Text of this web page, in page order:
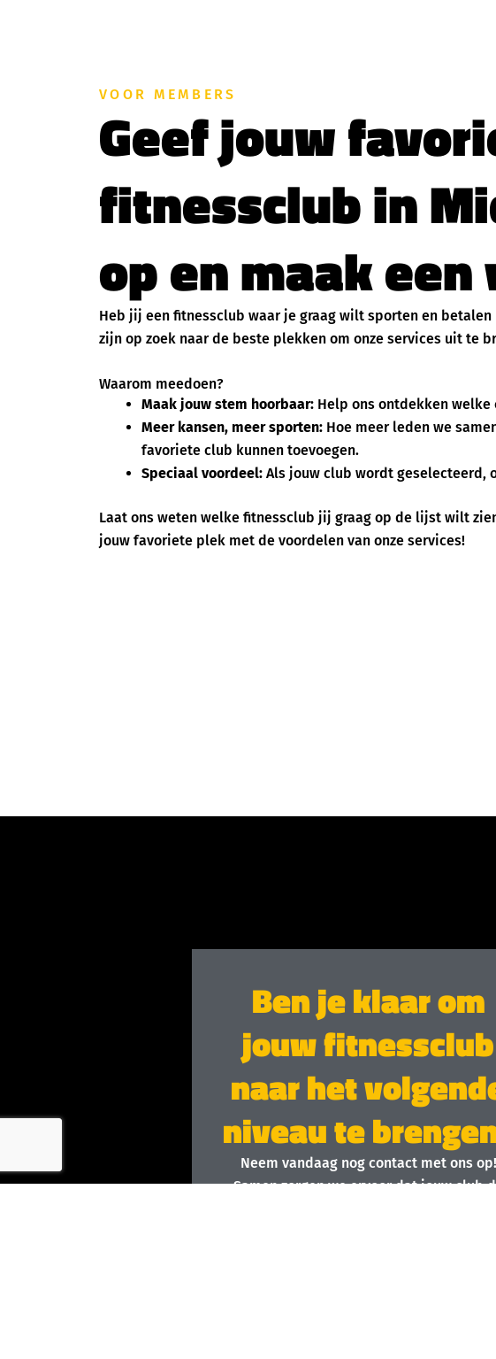
VOOR MEMBERS
Geef jouw
fitnessclub in
op en maak
Heb jij een fitnessclub waar je graag wilt sporten en betalen
zijn op zoek naar de beste plekken om onze services uit te
Waarom meedoen?
Maak jouw stem hoorbaar: Help ons ontdekken
Meer kansen, meer sporten: Hoe meer leden we
favoriete club kunnen toevoegen.
Speciaal voordeel: Als jouw club wordt geselecteerd,
Laat ons weten welke fitnessclub jij graag op de lijst wilt
jouw favoriete plek met de voordelen van onze services!
Ben je klaar om
jouw fitnessclub
naar het
niveau te
Neem vandaag nog contact met ons op!
Samen zorgen we ervoor dat jouw club